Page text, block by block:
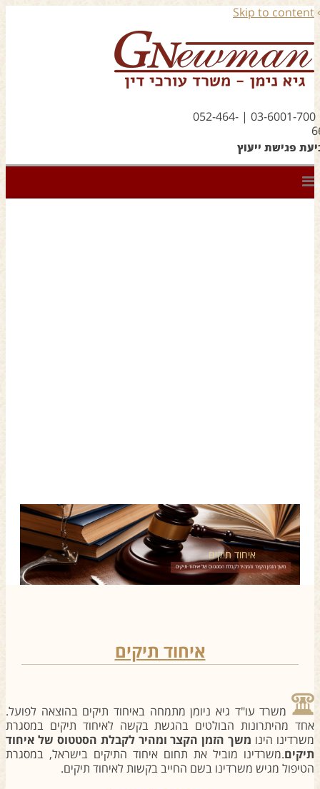
Skip to
03-6001-700 | 052-464-
פגישת ייעוץ
איחוד תיקים
משך הזמן הקצר והמהיר לקבלת הסטטוס של איחוד תיקים
איחוד תיקים
משרד עו"ד גיא ניומן מתמחה באיחוד תיקים בהוצאה לפועל.
מהיתרונות הבולטים בהגשת בקשה לאיחוד תיקים במסגרת
הינומשך הזמן הקצר ומהיר לקבלת הסטטוס של איחוד
.משרדינו מוביל את תחום איחוד התיקים בישראל, במסגרת
מגיש משרדינו בשם החייב בקשות לאיחוד תיקים.